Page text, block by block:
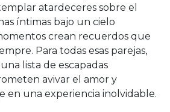
atardeceres sobre el
íntimas bajo un cielo
crean recuerdos que
Para todas esas parejas,
lista de escapadas
avivar el amor y
en una experiencia inolvidable.